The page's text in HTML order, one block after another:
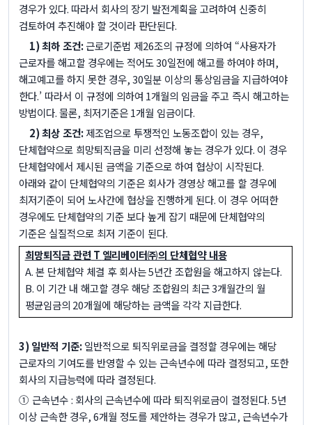
경우가 있다. 따라서 회사의 장기 발전계획을 고려하여 신중히
검토하여 추진해야 할 것이라 판단된다.
1)최하 조건:근로기준법 제26조의 규정에 의하여 “사용자가
근로자를 해고할 경우에는 적어도30일전에 해고를 하여야 하며,
해고예고를 하지 못한 경우, 30일분 이상의 통상임금을 지급하여야
한다.’ 따라서 이 규정에 의하여 1개월의 임금을 주고 즉시 해고하는
방법이다.물론, 최저기준은1개월 임금이다.
2)최상 조건:제조업으로 투쟁적인 노동조합이 있는 경우,
단체협약으로 희망퇴직금을 미리 선정해 놓는 경우가 있다. 이 경우
단체협약에서 제시된 금액을 기준으로 하여 협상이 시작된다.
아래와 같이 단체협약의 기준은 회사가 경영상 해고를 할 경우에
최저기준이 되어 노사간에 협상을 진행하게 된다. 이 경우 어떠한
경우에도 단체협약의 기준 보다 높게 잡기 때문에 단체협약의
기준은 실질적으로 최저 기준이 된다.
희망퇴직금 관련T 엘리베이터㈜의 단체협약 내용
A.본 단체협약 체결 후 회사는5년간 조합원을 해고하지 않는다.
B. 이 기간 내 해고할 경우 해당 조합원의 최근3개월간의 월
평균임금의 20개월에 해당하는 금액을 각각 지급한다.
3)일반적 기준:일반적으로 퇴직위로금을 결정할 경우에는 해당
근로자의 기여도를 반영할 수 있는 근속년수에 따라 결정되고,또한
회사의 지급능력에 따라 결정된다.
① 근속년수: 회사의 근속년수에 따라 퇴직위로금이 결정된다. 5년
이상 근속한 경우, 6개월 정도를 제안하는 경우가 많고, 근속년수가